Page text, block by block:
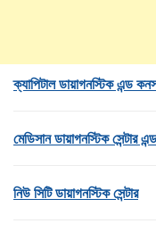
ক্যাপিটাল ডায়াগনস্টিক এন্ড
মেডিসান ডায়াগনস্টিক সেন্টার
নিউ সিটি ডায়াগনস্টিক সেন্টার